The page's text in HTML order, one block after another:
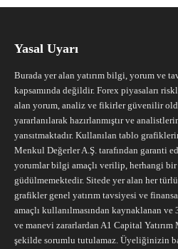
Yasal Uyarı
Burada yer alan yatırım bilgi, yorum ve
kapsamında değildir. Forex piyasaları
alan yorum, analiz ve fikirler güvenilir
yararlanılarak hazırlanmıştır ve
yansıtmaktadır. Kullanılan tablo
Menkul Değerler A.Ş. tarafından garanti
yorumlar bilgi amaçlı verilip, herhangi bir
güdülmemektedir. Sitede yer alan her
grafikler genel yatırım tavsiyesi ve
amaçlı kullanılmasından kaynaklanan
ve manevi zararlardan A1 Capital
şekilde sorumlu tutulamaz. Üyeliğinizin